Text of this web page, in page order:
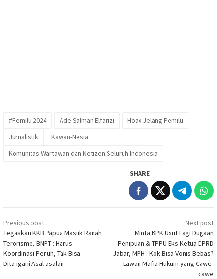
#Pemilu 2024 Ade Salman Elfarizi
Hoax Jelang Pemilu
Jurnalistik
Kawan-Nesia
Komunitas Wartawan dan Netizen Seluruh Indonesia
SHARE
Post
navigation
Previous post
Tegaskan KKB Papua Masuk Ranah
Terorisme, BNPT : Harus
Koordinasi Penuh, Tak Bisa
Ditangani Asal-asalan
Next post
Minta KPK Usut Lagi Dugaan
Penipuan & TPPU Eks Ketua DPRD
Jabar, MPH : Kok Bisa Vonis Bebas?
Lawan Mafia Hukum yang Cawe-
cawe